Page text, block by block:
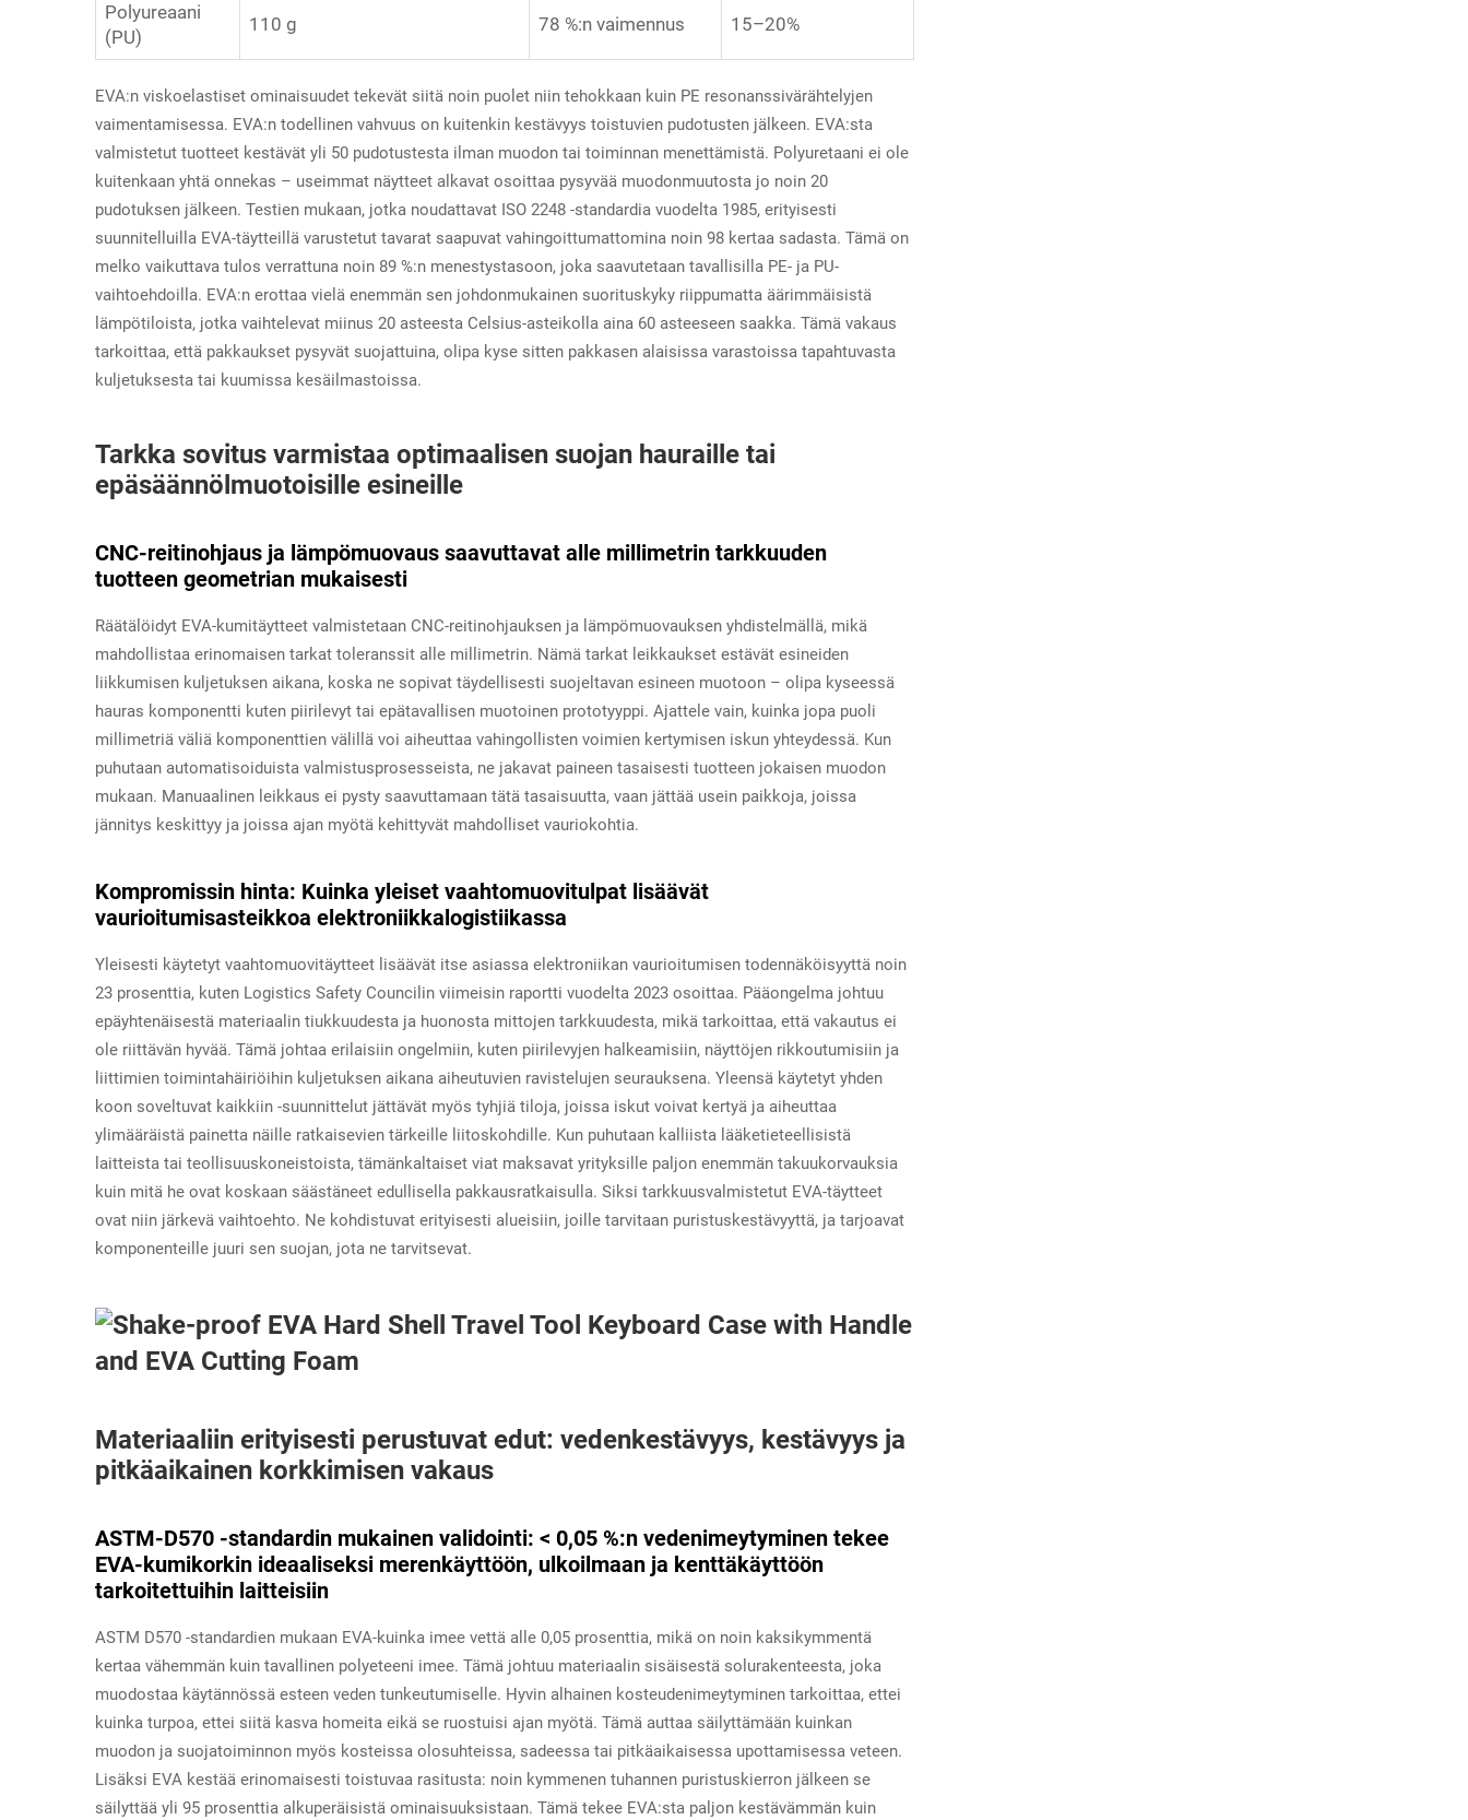
Polyureaani
(PU)
110 g 78 %:n vaimennus 15–20%
EVA:n viskoelastiset ominaisuudet tekevät siitä noin puolet niin tehokkaan kuin PE resonanssivärähtelyjen
vaimentamisessa. EVA:n todellinen vahvuus on kuitenkin kestävyys toistuvien pudotusten jälkeen. EVA:sta
valmistetut tuotteet kestävät yli 50 pudotustesta ilman muodon tai toiminnan menettämistä. Polyuretaani ei ole
kuitenkaan yhtä onnekas – useimmat näytteet alkavat osoittaa pysyvää muodonmuutosta jo noin 20
pudotuksen jälkeen. Testien mukaan, jotka noudattavat ISO 2248 -standardia vuodelta 1985, erityisesti
suunnitelluilla EVA-täytteillä varustetut tavarat saapuvat vahingoittumattomina noin 98 kertaa sadasta. Tämä on
melko vaikuttava tulos verrattuna noin 89 %:n menestystasoon, joka saavutetaan tavallisilla PE- ja PU-
vaihtoehdoilla. EVA:n erottaa vielä enemmän sen johdonmukainen suorituskyky riippumatta äärimmäisistä
lämpötiloista, jotka vaihtelevat miinus 20 asteesta Celsius-asteikolla aina 60 asteeseen saakka. Tämä vakaus
tarkoittaa, että pakkaukset pysyvät suojattuina, olipa kyse sitten pakkasen alaisissa varastoissa tapahtuvasta
kuljetuksesta tai kuumissa kesäilmastoissa.
Tarkka sovitus varmistaa optimaalisen suojan hauraille tai
epäsäännölmuotoisille esineille
CNC-reitinohjaus ja lämpömuovaus saavuttavat alle millimetrin tarkkuuden
tuotteen geometrian mukaisesti
Räätälöidyt EVA-kumitäytteet valmistetaan CNC-reitinohjauksen ja lämpömuovauksen yhdistelmällä, mikä
mahdollistaa erinomaisen tarkat toleranssit alle millimetrin. Nämä tarkat leikkaukset estävät esineiden
liikkumisen kuljetuksen aikana, koska ne sopivat täydellisesti suojeltavan esineen muotoon – olipa kyseessä
hauras komponentti kuten piirilevyt tai epätavallisen muotoinen prototyyppi. Ajattele vain, kuinka jopa puoli
millimetriä väliä komponenttien välillä voi aiheuttaa vahingollisten voimien kertymisen iskun yhteydessä. Kun
puhutaan automatisoiduista valmistusprosesseista, ne jakavat paineen tasaisesti tuotteen jokaisen muodon
mukaan. Manuaalinen leikkaus ei pysty saavuttamaan tätä tasaisuutta, vaan jättää usein paikkoja, joissa
jännitys keskittyy ja joissa ajan myötä kehittyvät mahdolliset vauriokohtia.
Kompromissin hinta: Kuinka yleiset vaahtomuovitulpat lisäävät
vaurioitumisasteikkoa elektroniikkalogistiikassa
Yleisesti käytetyt vaahtomuovitäytteet lisäävät itse asiassa elektroniikan vaurioitumisen todennäköisyyttä noin
23 prosenttia, kuten Logistics Safety Councilin viimeisin raportti vuodelta 2023 osoittaa. Pääongelma johtuu
epäyhtenäisestä materiaalin tiukkuudesta ja huonosta mittojen tarkkuudesta, mikä tarkoittaa, että vakautus ei
ole riittävän hyvää. Tämä johtaa erilaisiin ongelmiin, kuten piirilevyjen halkeamisiin, näyttöjen rikkoutumisiin ja
liittimien toimintahäiriöihin kuljetuksen aikana aiheutuvien ravistelujen seurauksena. Yleensä käytetyt yhden
koon soveltuvat kaikkiin -suunnittelut jättävät myös tyhjiä tiloja, joissa iskut voivat kertyä ja aiheuttaa
ylimääräistä painetta näille ratkaisevien tärkeille liitoskohdille. Kun puhutaan kalliista lääketieteellisistä
laitteista tai teollisuuskoneistoista, tämänkaltaiset viat maksavat yrityksille paljon enemmän takuukorvauksia
kuin mitä he ovat koskaan säästäneet edullisella pakkausratkaisulla. Siksi tarkkuusvalmistetut EVA-täytteet
ovat niin järkevä vaihtoehto. Ne kohdistuvat erityisesti alueisiin, joille tarvitaan puristuskestävyyttä, ja tarjoavat
komponenteille juuri sen suojan, jota ne tarvitsevat.
Materiaaliin erityisesti perustuvat edut: vedenkestävyys, kestävyys ja
pitkäaikainen korkkimisen vakaus
ASTM-D570 -standardin mukainen validointi: < 0,05 %:n vedenimeytyminen tekee
EVA-kumikorkin ideaaliseksi merenkäyttöön, ulkoilmaan ja kenttäkäyttöön
tarkoitettuihin laitteisiin
ASTM D570 -standardien mukaan EVA-kuinka imee vettä alle 0,05 prosenttia, mikä on noin kaksikymmentä
kertaa vähemmän kuin tavallinen polyeteeni imee. Tämä johtuu materiaalin sisäisestä solurakenteesta, joka
muodostaa käytännössä esteen veden tunkeutumiselle. Hyvin alhainen kosteudenimeytyminen tarkoittaa, ettei
kuinka turpoa, ettei siitä kasva homeita eikä se ruostuisi ajan myötä. Tämä auttaa säilyttämään kuinkan
muodon ja suojatoiminnon myös kosteissa olosuhteissa, sadeessa tai pitkäaikaisessa upottamisessa veteen.
Lisäksi EVA kestää erinomaisesti toistuvaa rasitusta: noin kymmenen tuhannen puristuskierron jälkeen se
säilyttää yli 95 prosenttia alkuperäisistä ominaisuuksistaan. Tämä tekee EVA:sta paljon kestävämmän kuin